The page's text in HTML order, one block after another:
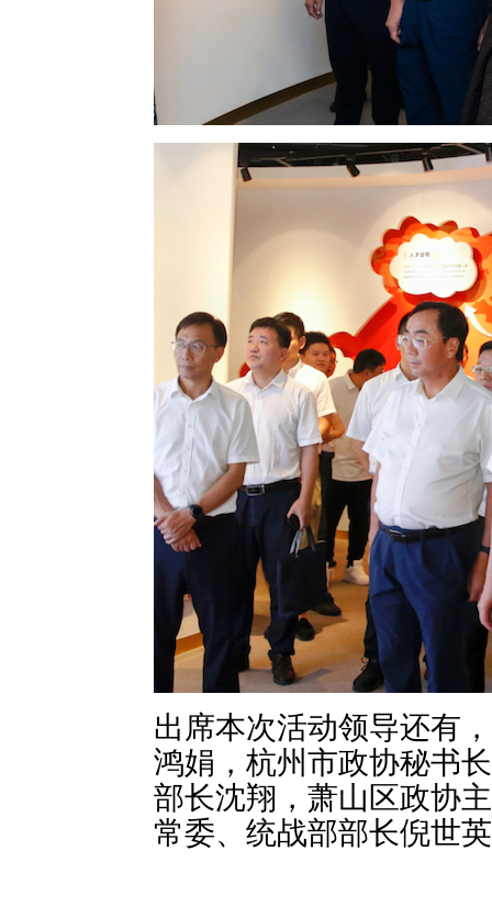
出席本次活动领导还有
鸿娟，杭州市政协秘书
部长沈翔，萧山区政协
常委、统战部部长倪世